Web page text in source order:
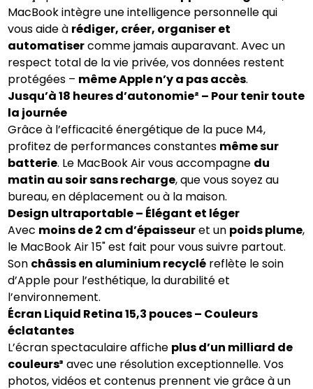
MacBook intègre une intelligence personnelle qui
vous aide à rédiger, créer, organiser et
automatisercomme jamais auparavant. Avec un
respect total de la vie privée, vos données restent
protégées – même Apple n’y a pas accès.
Jusqu’à 18 heures d’autonomie² – Pour tenir toute
la journée
Grâce à l’efficacité énergétique de la puce M4,
profitez de performances constantes même sur
batterie. Le MacBook Air vous accompagne du
matin au soir sans recharge, que vous soyez au
bureau, en déplacement ou à la maison.
Design ultraportable – Élégant et léger
Avec moins de 2 cm d’épaisseuret un poids plume,
le MacBook Air 15" est fait pour vous suivre partout.
Son châssis en aluminium recyclé reflète le soin
d’Apple pour l’esthétique, la durabilité et
l’environnement.
Écran Liquid Retina 15,3 pouces – Couleurs
éclatantes
L’écran spectaculaire affiche plus d’un milliard de
couleurs³ avec une résolution exceptionnelle. Vos
photos, vidéos et contenus prennent vie grâce à un